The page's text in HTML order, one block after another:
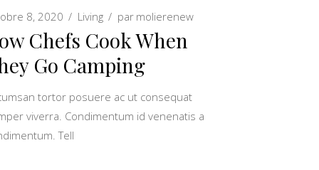
8, 2020 Living par molierenew
Chefs Cook When
Go Camping
tortor posuere ac ut consequat
viverra. Condimentum id venenatis a
Tell